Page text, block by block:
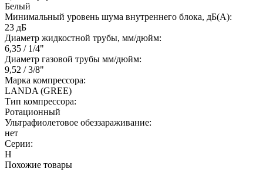
Белый
Минимальный уровень шума внутреннего блока, дБ(А):
23 дБ
Диаметр жидкостной трубы, мм/дюйм:
6,35 / 1/4"
Диаметр газовой трубы мм/дюйм:
9,52 / 3/8"
Марка компрессора:
LANDA (GREE)
Тип компрессора:
Ротационный
Ультрафиолетовое обеззараживание:
нет
Серии:
H
Похожие товары